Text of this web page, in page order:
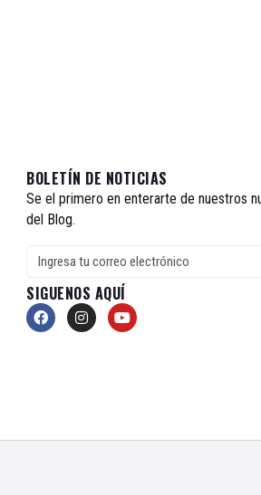
BOLETÍN DE NOTICIAS
Se el primero en enterarte de nuestros
del Blog.
SIGUENOS AQUÍ